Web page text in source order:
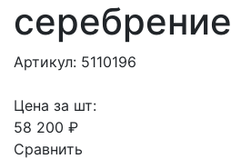
серебрение
Артикул: 5110196
Цена за шт:
58 200 ₽
Сравнить